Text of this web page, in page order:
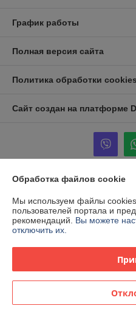
График работы
Полная версия сайта
Политика обработки cookies
Сайт создан на платформе
Юридическое лицо:Общество с
"КААВ ГРУПП"
213051,Могилевская обл.,
Регистрационный номер ЕГР:
Регистрационный орган:
Дата регистрации компании:
Обработка файлов cookie
Мы используем файлы
пользователей портала и
рекомендаций. Вы можете
отключить их.